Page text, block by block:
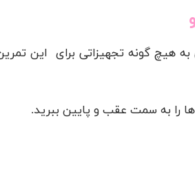
هیچ گونه تجهیزاتی برای این
ها را به سمت عقب و پایین ببرید.